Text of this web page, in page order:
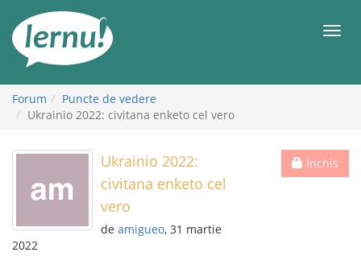
conținut
Forum
Puncte de vedere
Ukrainio 2022: civitana enketo cel vero
Închis
Ukrainio 2022:
civitana enketo cel
vero
de amigueo, 31 martie
2022